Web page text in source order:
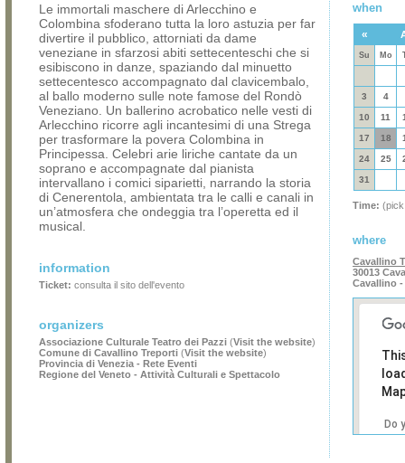
Le immortali maschere di Arlecchino e
Colombina sfoderano tutta la loro astuzia per far
divertire il pubblico, attorniati da dame
veneziane in sfarzosi abiti settecenteschi che si
esibiscono in danze, spaziando dal minuetto
settecentesco accompagnato dal clavicembalo,
al ballo moderno sulle note famose del Rondò
Veneziano. Un ballerino acrobatico nelle vesti di
Arlecchino ricorre agli incantesimi di una Strega
per trasformare la povera Colombina in
Principessa. Celebri arie liriche cantate da un
soprano e accompagnate dal pianista
intervallano i comici siparietti, narrando la storia
di Cenerentola, ambientata tra le calli e canali in
un’atmosfera che ondeggia tra l’operetta ed il
musical.
information
Ticket: consulta il sito dell'evento
organizers
Associazione Culturale Teatro dei Pazzi (Visit the website)
Comune di Cavallino Treporti (Visit the website)
Provincia di Venezia - Rete Eventi
Regione del Veneto - Attività Culturali e Spettacolo
when
«
Su Mo
3 4
10 11
17 18
24 25
31
Time:
where
Cavallino
30013
Cavallino
Do